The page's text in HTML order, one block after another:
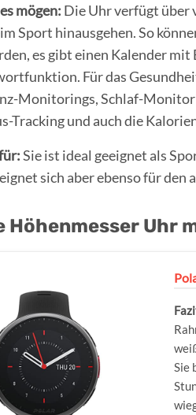
mögen: Die Uhr verfügt über
Sport hinausgehen. So
es gibt einen Kalender
Für das
Monitorings, Schlaf-
Tracking und auch die
Sie ist ideal geeignet als
sich aber ebenso für den
Höhenmesser Uhr
Sie